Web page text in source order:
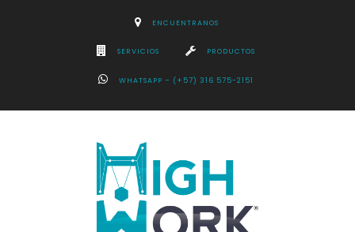
ENCUENTRANOS
SERVICIOS PRODUCTOS
WHATSAPP – (+57) 316 575-2151